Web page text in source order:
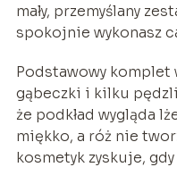
mały, przemyślany
spokojnie wykonasz
Podstawowy komplet
gąbeczki i kilku
że podkład wygląda
miękko, a róż nie
kosmetyk zyskuje,